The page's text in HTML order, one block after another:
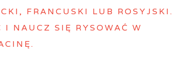
FRANCUSKI LUB ROSYJSKI.
NAUCZ SIĘ RYSOWAĆ W